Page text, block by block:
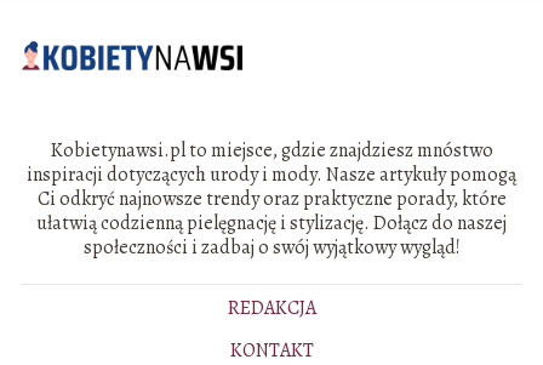
Kobietynawsi.pl to miejsce, gdzie znajdziesz mnóstwo
inspiracji dotyczących urody i mody. Nasze artykuły pomogą
Ci odkryć najnowsze trendy oraz praktyczne porady, które
ułatwią codzienną pielęgnację i stylizację. Dołącz do naszej
społeczności i zadbaj o swój wyjątkowy wygląd!
REDAKCJA
KONTAKT